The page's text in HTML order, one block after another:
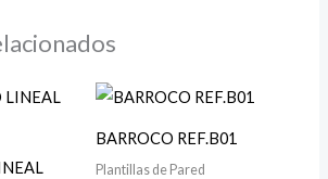
BARROCO REF.B01
Plantillas de Pared